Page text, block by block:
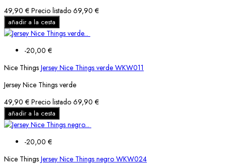
49,90 € Precio listado 69,90 €
añadir a la cesta
-20,00 €
Nice Things Jersey Nice Things verde WKW011
Jersey Nice Things verde
49,90 € Precio listado 69,90 €
añadir a la cesta
-20,00 €
Nice Things Jersey Nice Things negro WKW024